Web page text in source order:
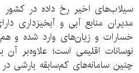
سیلاب‌های اخیر رخ داده در کشور
مدیران منابع آبی و آبخیزداری
خسارات و زیان‌های وارد شده و
نوسانات اقلیمی است؛ علاوه‌بر
چنین سامانه‌های کم‌سابقه بارشی